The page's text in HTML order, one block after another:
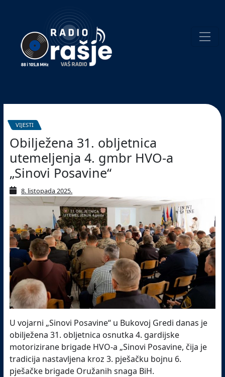
website!
VIJESTI
Obilježena 31. obljetnica
utemeljenja 4. gmbr HVO-a
„Sinovi Posavine“
8. listopada 2025.
U vojarni „Sinovi Posavine“ u Bukovoj Gredi danas je
obilježena 31. obljetnica osnutka 4. gardijske
motorizirane brigade HVO-a „Sinovi Posavine, čija je
tradicija nastavljena kroz 3. pješačku bojnu 6.
pješačke brigade Oružanih snaga BiH.